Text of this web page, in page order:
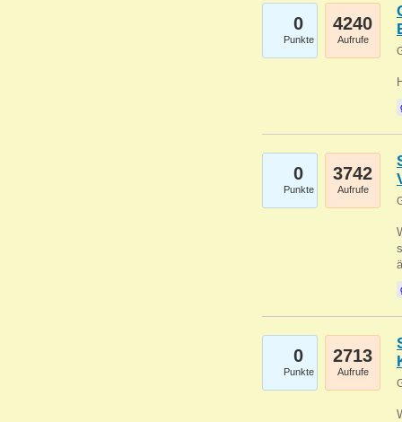
0
Punkte
4240
Aufrufe
0
Punkte
3742
Aufrufe
0
Punkte
2713
Aufrufe